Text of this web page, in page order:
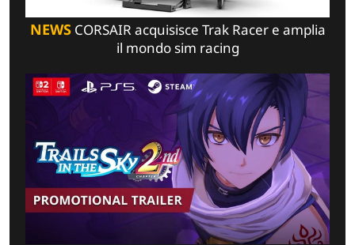
NEWSCORSAIR acquisisce Trak Racer e amplia
il mondo sim racing